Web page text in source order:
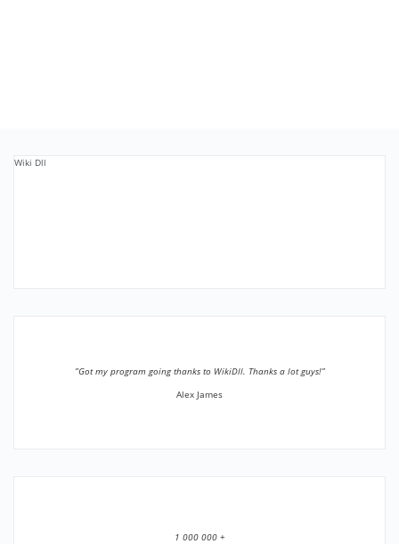
Wiki Dll
”Got my program going thanks to WikiDll. Thanks a lot guys!”
Alex James
1 000 000 +